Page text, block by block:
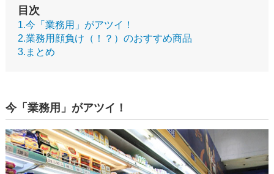
目次
1.今「業務用」がアツイ！
2.業務用顔負け（！？）のおすすめ商品
3.まとめ
今「業務用」がアツイ！